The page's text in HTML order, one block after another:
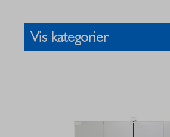
Vis kategorier